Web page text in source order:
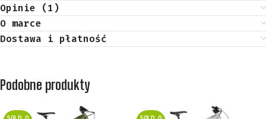
Opinie (1)
O marce
Dostawa i płatność
Podobne produkty